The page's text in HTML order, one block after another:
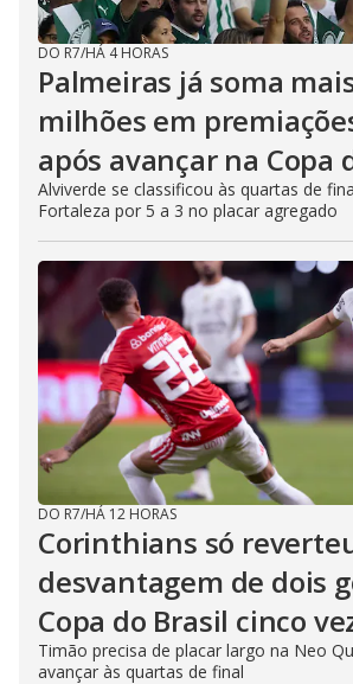
DO R7/HÁ 4 HORAS
Palmeiras já soma
milhões em
após avançar na Copa
Alviverde se classificou às quartas de
Fortaleza por 5 a 3 no placar agregado
DO R7/HÁ 12 HORAS
Corinthians só
desvantagem de dois
Copa do Brasil cinco
Timão precisa de placar largo na Neo
avançar às quartas de final